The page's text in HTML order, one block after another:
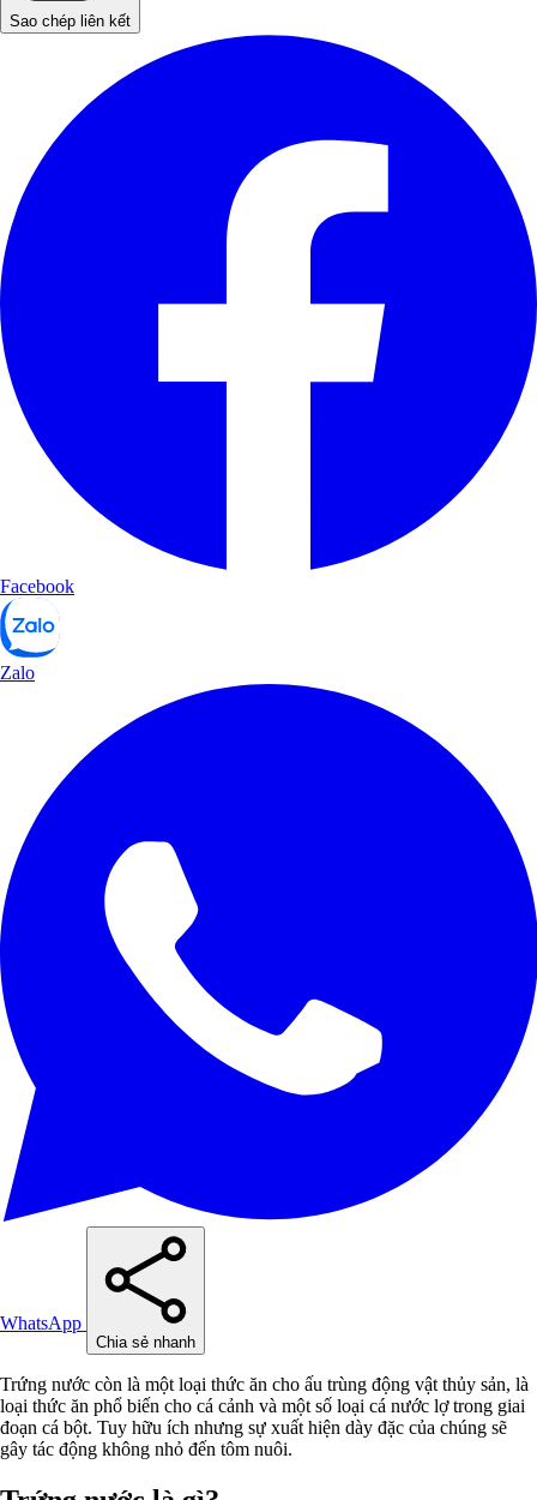
Sao chép liên kết
Facebook
Zalo
WhatsApp
Chia sẻ nhanh
Trứng nước còn là một loại thức ăn cho ấu trùng động vật thủy sản, là
loại thức ăn phổ biến cho cá cảnh và một số loại cá nước lợ trong giai
đoạn cá bột. Tuy hữu ích nhưng sự xuất hiện dày đặc của chúng sẽ
gây tác động không nhỏ đến tôm nuôi.